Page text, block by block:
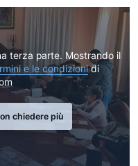
terza parte. Mostrando il
e le condizionidi
chiedere più